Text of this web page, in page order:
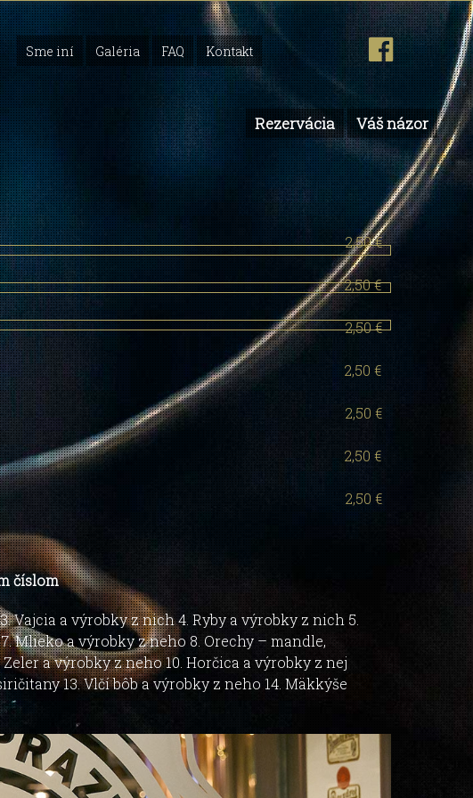
Sme iní Galéria FAQ Kontakt
Rezervácia Váš názor
2,50 €
2,50 €
2,50 €
2,50 €
2,50 €
2,50 €
2,50 €
číslom
Vajcia a výrobky z nich 4. Ryby a výrobky z nich 5.
Mlieko a výrobky z neho 8. Orechy – mandle,
a výrobky z neho 10. Horčica a výrobky z nej
13. Vlčí bôb a výrobky z neho 14. Mäkkýše